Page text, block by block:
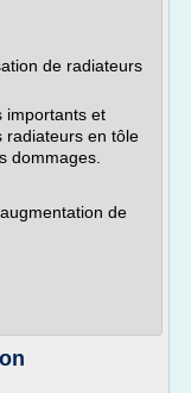
de radiateurs
importants et
radiateurs en tôle
dommages.
de